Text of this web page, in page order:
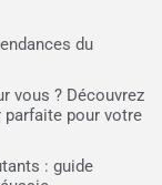
du
vous ? Découvrez
parfaite pour votre
: guide